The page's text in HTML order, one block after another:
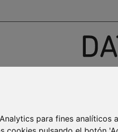
para fines